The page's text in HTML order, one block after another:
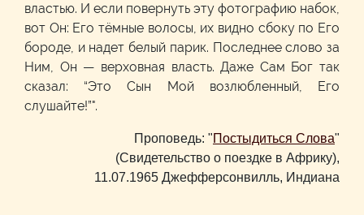
властью. И если повернуть эту фотографию набок,
вот Он: Его тёмные волосы, их видно сбоку по Его
бороде, и надет белый парик. Последнее слово за
Ним, Он — верховная власть. Даже Сам Бог так
сказал: “Это Сын Мой возлюбленный, Его
слушайте!”".
Проповедь: "Постыдиться Слова"
(Свидетельство о поездке в Африку),
11.07.1965 Джефферсонвилль, Индиана